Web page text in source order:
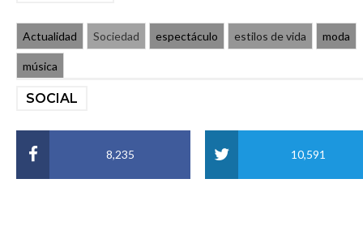
Actualidad Sociedad espectáculo estilos de vida moda
música
SOCIAL
8,235 10,591